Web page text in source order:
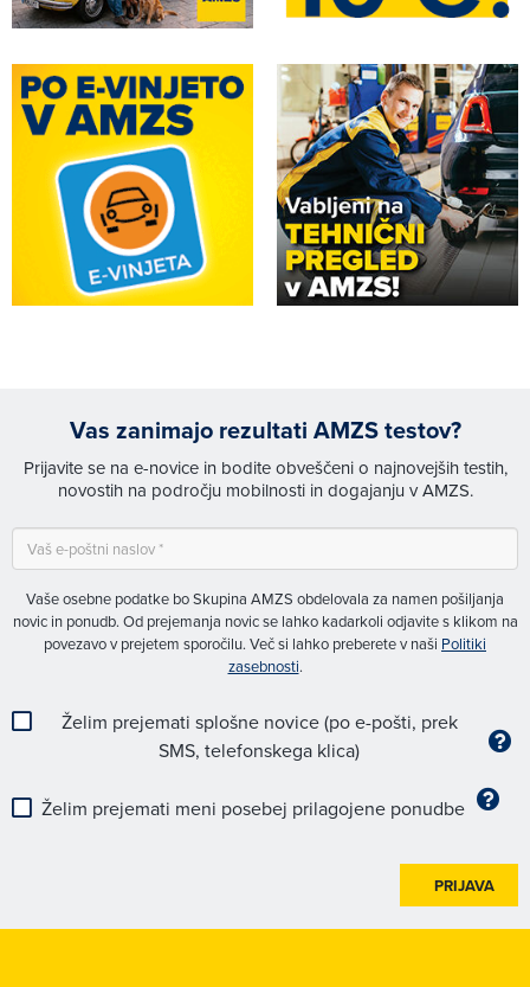
Vas zanimajo rezultati AMZS testov?
Prijavite se na e-novice in bodite obveščeni o najnovejših testih,
novostih na področju mobilnosti in dogajanju v AMZS.
Vaše osebne podatke bo Skupina AMZS obdelovala za namen pošiljanja
novic in ponudb. Od prejemanja novic se lahko kadarkoli odjavite s klikom na
povezavo v prejetem sporočilu. Več si lahko preberete v naši Politiki
zasebnosti.
Želim prejemati splošne novice (po e-pošti, prek
SMS, telefonskega klica)
Želim prejemati meni posebej prilagojene ponudbe
PRIJAVA